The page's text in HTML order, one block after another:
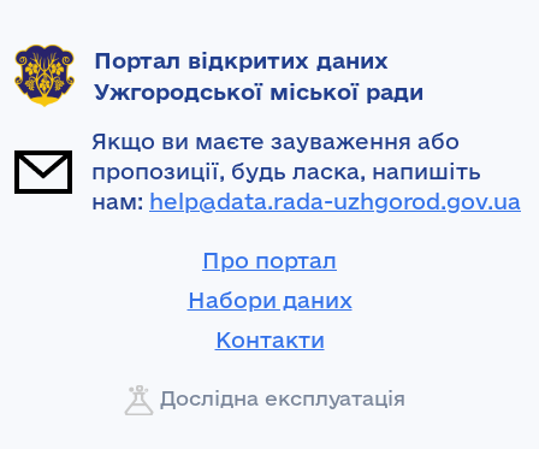
Портал відкритих даних
Ужгородської міської ради
Якщо ви маєте зауваження або
пропозиції, будь ласка, напишіть
нам: help@data.rada-uzhgorod.gov.ua
Про портал
Набори даних
Контакти
Дослідна експлуатація